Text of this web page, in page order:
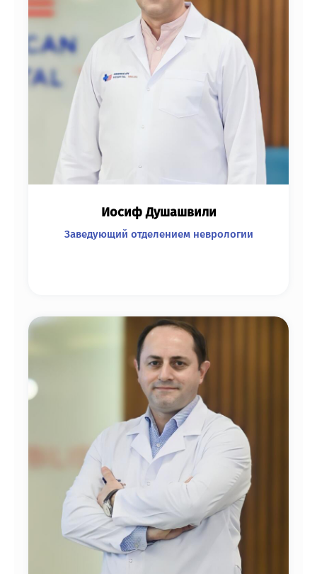
Иосиф Душашвили
Заведующий отделением неврологии